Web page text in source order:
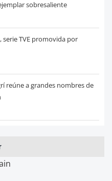
sobresaliente
TVE promovida por
reúne a grandes nombres de